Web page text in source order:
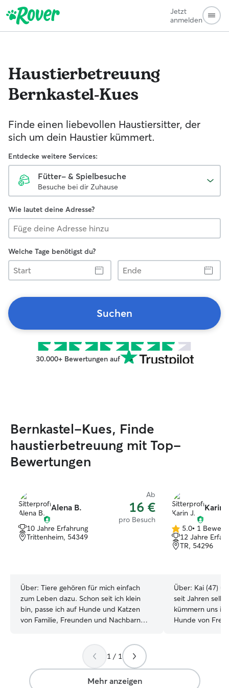
Jetzt
anmelden
Haustierbetreuung
Bernkastel-Kues
Finde einen liebevollen Haustiersitter, der
sich um dein Haustier kümmert.
Entdecke weitere Services:
Fütter- & Spielbesuche
Besuche bei dir Zuhause
Wie lautet deine Adresse?
Welche Tage benötigst du?
Start
Ende
Suchen
30.000+ Bewertungen auf
Bernkastel-Kues, Finde
haustierbetreuung mit Top-
Bewertungen
Alena B.
Ab
16 €
pro Besuch
10 Jahre Erfahrung
Trittenheim, 54349
Über: Tiere gehören für mich einfach
zum Leben dazu. Schon seit ich klein
bin, passe ich auf Hunde und Katzen
von Familie, Freunden und Nachbarn
wichtig Geduld, Beschäftigung,
Kuscheleinheiten und natürlich auch eine
zuverlässige Betreuung sind. Da ich
Medizin studiere, bin ich aufmerksam
Karin
5.0
von
5
5.0• 1
12 Jahre
TR, 54296
Über: Kai (47)
seit Jahren
kümmern uns
Hunde von
natürlich auch
bekommen. Wir freuen uns auf neue
1 / 1
Mehr anzeigen